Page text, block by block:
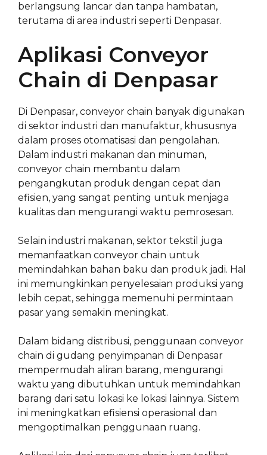
berlangsung lancar dan tanpa hambatan,
terutama di area industri seperti Denpasar.
Aplikasi Conveyor
Chain di Denpasar
Di Denpasar, conveyor chain banyak digunakan
di sektor industri dan manufaktur, khususnya
dalam proses otomatisasi dan pengolahan.
Dalam industri makanan dan minuman,
conveyor chain membantu dalam
pengangkutan produk dengan cepat dan
efisien, yang sangat penting untuk menjaga
kualitas dan mengurangi waktu pemrosesan.
Selain industri makanan, sektor tekstil juga
memanfaatkan conveyor chain untuk
memindahkan bahan baku dan produk jadi. Hal
ini memungkinkan penyelesaian produksi yang
lebih cepat, sehingga memenuhi permintaan
pasar yang semakin meningkat.
Dalam bidang distribusi, penggunaan conveyor
chain di gudang penyimpanan di Denpasar
mempermudah aliran barang, mengurangi
waktu yang dibutuhkan untuk memindahkan
barang dari satu lokasi ke lokasi lainnya. Sistem
ini meningkatkan efisiensi operasional dan
mengoptimalkan penggunaan ruang.